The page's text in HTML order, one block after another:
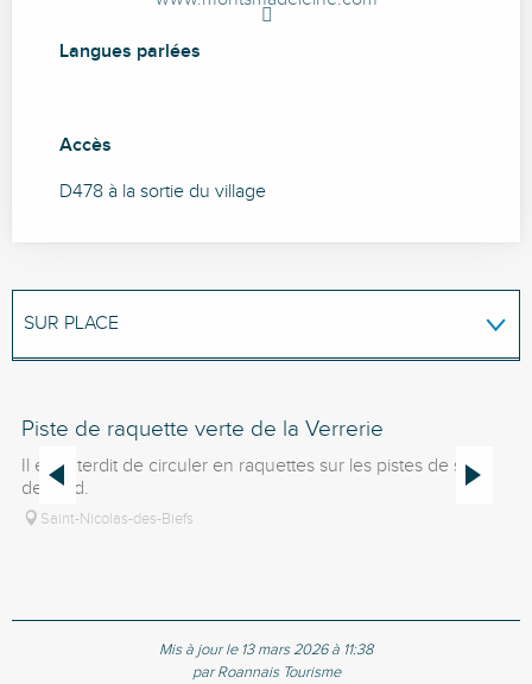
Langues parlées
Langues parlées
Accès
Accès
D478 à la sortie du village
SUR PLACE
Piste de raquette verte de la Verrerie
Il est interdit de circuler en raquettes sur les pistes de ski
de fond.
Saint-Nicolas-des-Biefs
Mis à jour le 13 mars 2026 à 11:38
par Roannais Tourisme